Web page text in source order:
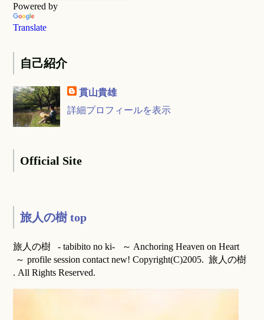
Powered by
Translate
自己紹介
貫山貴雄
詳細プロフィールを表示
Official Site
旅人の樹 top
旅人の樹 - tabibito no ki- ～ Anchoring Heaven on Heart
～ profile session contact new! Copyright(C)2005. 旅人の樹
. All Rights Reserved.